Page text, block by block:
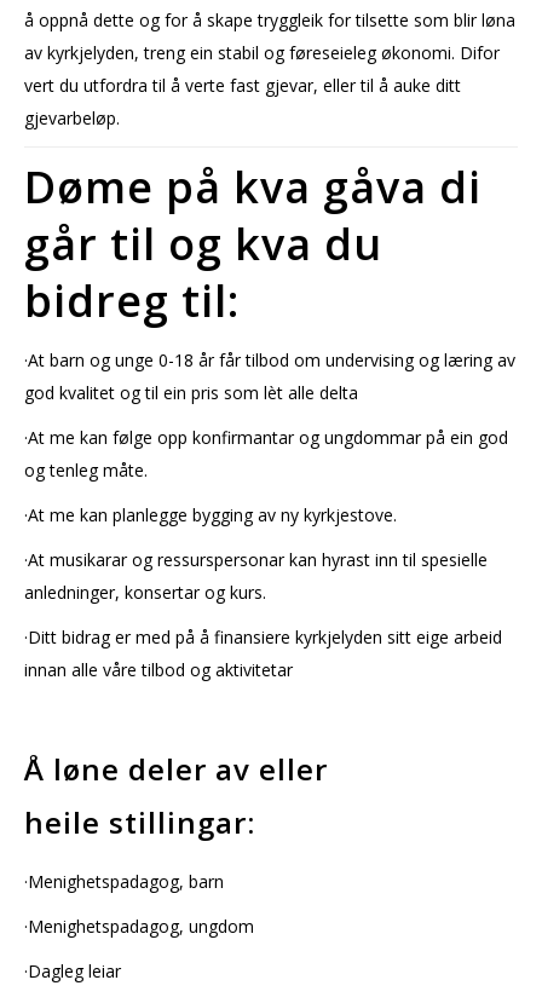
å oppnå dette og for å skape tryggleik for tilsette som blir løna
av kyrkjelyden, treng ein stabil og føreseieleg økonomi. Difor
vert du utfordra til å verte fast gjevar, eller til å auke ditt
gjevarbeløp.
Døme på kva gåva di
går til og kva du
bidreg til:
·At barn og unge 0-18 år får tilbod om undervising og læring av
god kvalitet og til ein pris som lèt alle delta
·At me kan følge opp konfirmantar og ungdommar på ein god
og tenleg måte.
·At me kan planlegge bygging av ny kyrkjestove.
·At musikarar og ressurspersonar kan hyrast inn til spesielle
anledninger, konsertar og kurs.
·Ditt bidrag er med på å finansiere kyrkjelyden sitt eige arbeid
innan alle våre tilbod og aktivitetar
Å løne deler av eller
heile stillingar:
·Menighetspadagog, barn
·Menighetspadagog, ungdom
·Dagleg leiar